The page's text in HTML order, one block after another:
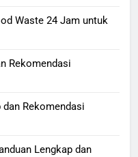
Waste 24 Jam untuk
Rekomendasi
Rekomendasi
Lengkap dan